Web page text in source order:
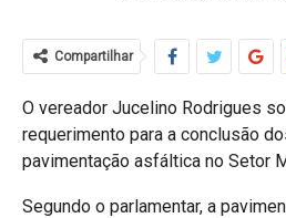
Compartilhar
O vereador Jucelino Rodrigues
requerimento para a conclusão
pavimentação asfáltica no Setor
Segundo o parlamentar, a